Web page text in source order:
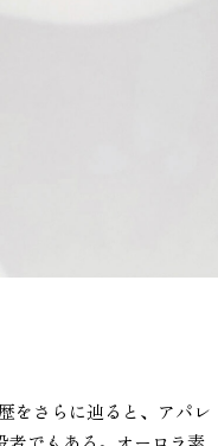
をさらに辿ると、アパレ